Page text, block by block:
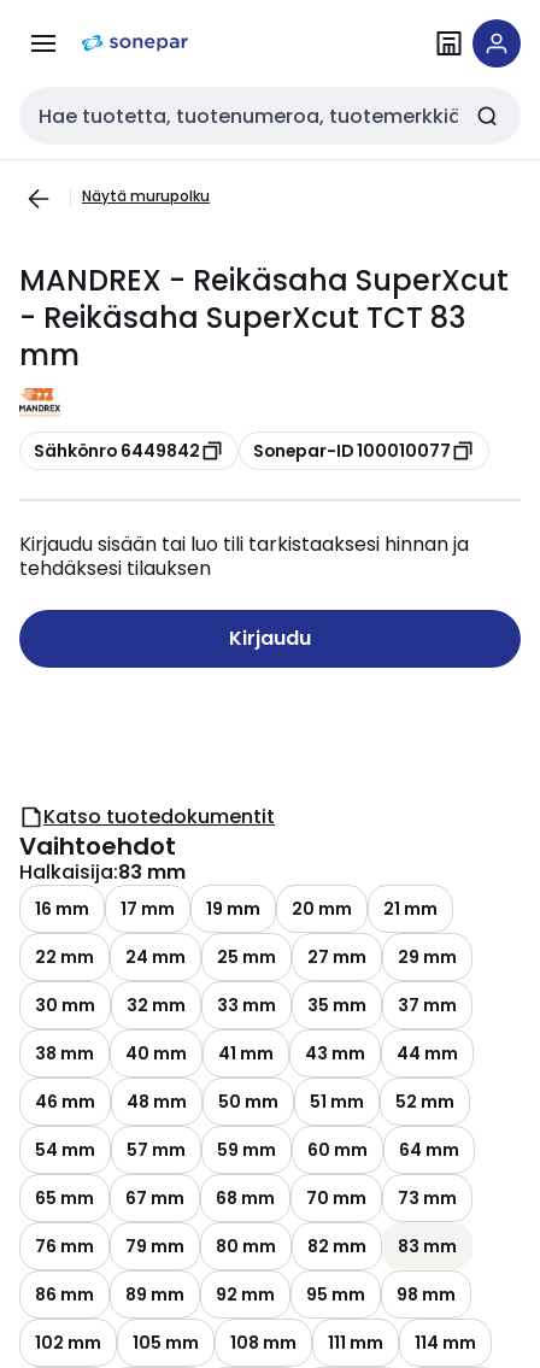
navigointiinsisältöön
Haku
Näytä murupolku
MANDREX - Reikäsaha SuperXcut
- Reikäsaha SuperXcut TCT 83
mm
Kopioi
Sähkönro 6449842 Kopioi
Sonepar-ID 100010077
Kirjaudu sisään tai luo tili tarkistaaksesi hinnan ja
tehdäksesi tilauksen
Kirjaudu
Katso tuotedokumentit
Vaihtoehdot
Halkaisija:83 mm
16 mm 17 mm 19 mm 20 mm
21 mm
22 mm
24 mm 25 mm 27 mm
29 mm
30 mm
32 mm 33 mm 35 mm
37 mm
38 mm
40 mm 41 mm 43 mm
44 mm
46 mm
48 mm 50 mm 51 mm
52 mm
54 mm
57 mm 59 mm 60 mm
64 mm
65 mm
67 mm 68 mm 70 mm
73 mm
76 mm
79 mm 80 mm 82 mm
83 mm
86 mm
89 mm 92 mm 95 mm
98 mm
102 mm
105 mm 108 mm 111 mm
114 mm